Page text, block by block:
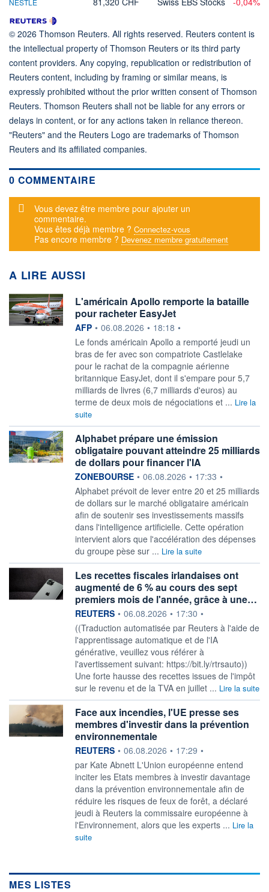
© 2026 Thomson Reuters. All rights reserved. Reuters content is
the intellectual property of Thomson Reuters or its third party
content providers. Any copying, republication or redistribution of
Reuters content, including by framing or similar means, is
expressly prohibited without the prior written consent of Thomson
Reuters. Thomson Reuters shall not be liable for any errors or
delays in content, or for any actions taken in reliance thereon.
"Reuters" and the Reuters Logo are trademarks of Thomson
Reuters and its affiliated companies.
0 COMMENTAIRE
Message d'alerte
Vous devez être membre pour ajouter un
commentaire.
Vous êtes déjà membre ? Connectez-vous
Pas encore membre ? Devenez membre gratuitement
A LIRE AUSSI
L'américain Apollo remporte la bataille
pour racheter EasyJet
information fournie par
AFP • 06.08.2026 • 18:18 •
Le fonds américain Apollo a remporté jeudi un
bras de fer avec son compatriote Castlelake
pour le rachat de la compagnie aérienne
britannique EasyJet, dont il s'empare pour 5,7
milliards de livres (6,7 milliards d'euros) au
terme de deux mois de négociations et ... Lire la
suite
Alphabet prépare une émission
obligataire pouvant atteindre 25 milliards
de dollars pour financer l'IA
information fournie par
ZONEBOURSE • 06.08.2026 • 17:33 •
Alphabet prévoit de lever entre 20 et 25 milliards
de dollars sur le marché obligataire américain
afin de soutenir ses investissements massifs
dans l'intelligence artificielle. Cette opération
intervient alors que l'accélération des dépenses
du groupe pèse sur ... Lire la suite
Les recettes fiscales irlandaises ont
augmenté de 6 % au cours des sept
premiers mois de l'année, grâce à une…
information fournie par
REUTERS • 06.08.2026 • 17:30 •
((Traduction automatisée par Reuters à l'aide de
l'apprentissage automatique et de l'IA
générative, veuillez vous référer à
l'avertissement suivant: https://bit.ly/rtrsauto))
Une forte hausse des recettes issues de l'impôt
sur le revenu et de la TVA en juillet ... Lire la suite
Face aux incendies, l'UE presse ses
membres d'investir dans la prévention
environnementale
information fournie par
REUTERS • 06.08.2026 • 17:29 •
par Kate Abnett L'Union européenne entend
inciter les Etats membres ‌à investir davantage
dans la prévention environnementale afin de
réduire les risques de feux de forêt, a déclaré
jeudi à Reuters ​la commissaire européenne à
l'Environnement, alors que les experts ... Lire la
suite
MES LISTES